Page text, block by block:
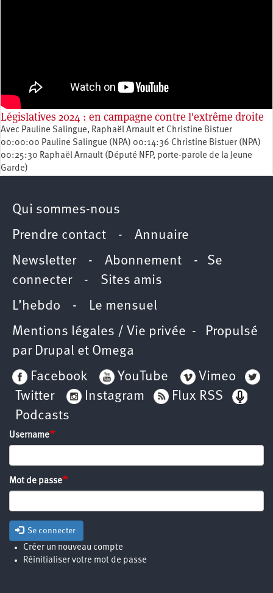
Législatives 2024 : en campagne contre l'extrême droite
Avec Pauline Salingue, Raphaël Arnault et Christine Bistuer
00:00:00 Pauline Salingue (NPA) 00:14:36 Christine Bistuer (NPA)
00:25:30 Raphaël Arnault (Député NFP, porte-parole de la Jeune
Garde)
Qui sommes-nous
Prendre contact - Annuaire
Newsletter - Abonnement - Se
connecter- Sites amis
L’hebdo - Le mensuel
Mentions légales / Vie privée - Propulsé
par Drupal et Omega
Facebook
YouTube
Vimeo
Twitter
Instagram
Flux RSS
Podcasts
Username
Mot de passe
Se connecter
Créer un nouveau compte
Réinitialiser votre mot de passe